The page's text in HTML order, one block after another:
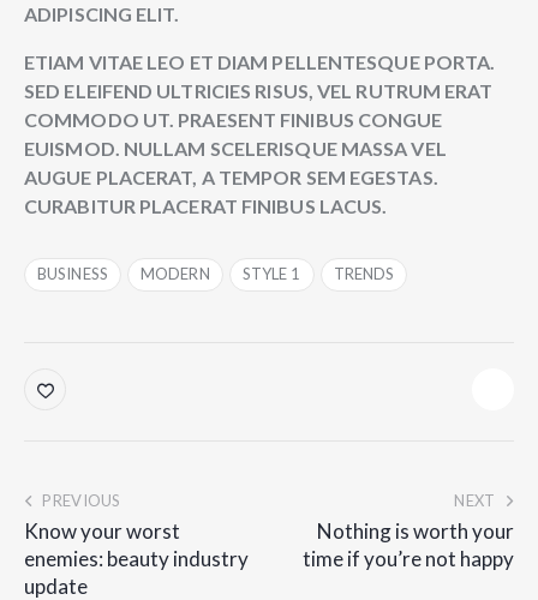
ADIPISCING ELIT.
ETIAM VITAE LEO ET DIAM PELLENTESQUE PORTA.
SED ELEIFEND ULTRICIES RISUS, VEL RUTRUM ERAT
COMMODO UT. PRAESENT FINIBUS CONGUE
EUISMOD. NULLAM SCELERISQUE MASSA VEL
AUGUE PLACERAT, A TEMPOR SEM EGESTAS.
CURABITUR PLACERAT FINIBUS LACUS.
BUSINESS MODERN STYLE 1 TRENDS
PREVIOUS
Know your worst
enemies: beauty industry
update
NEXT
Nothing is worth your
time if you’re not happy